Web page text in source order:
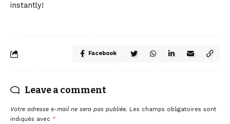
instantly!
Facebook
Leave a comment
Votre adresse e-mail ne sera pas publiée. Les champs obligatoires sont
indiqués avec *